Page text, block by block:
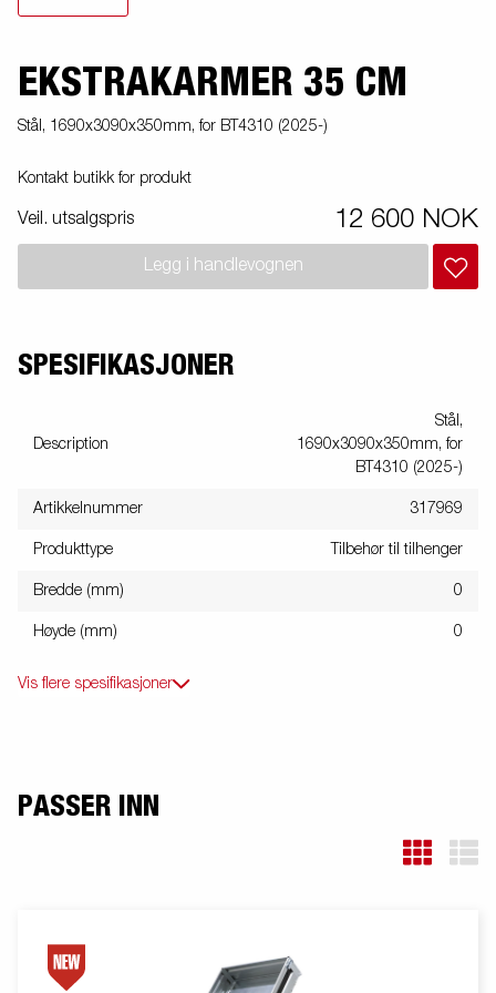
EKSTRAKARMER 35 CM
Stål, 1690x3090x350mm, for BT4310 (2025-)
Kontakt butikk for produkt
Veil. utsalgspris 12 600 NOK
Legg i handlevognen
SPESIFIKASJONER
Description
Stål,
1690x3090x350mm, for
BT4310 (2025-)
Artikkelnummer 317969
Produkttype Tilbehør til tilhenger
Bredde (mm) 0
Høyde (mm) 0
Vis flere spesifikasjoner
PASSER INN